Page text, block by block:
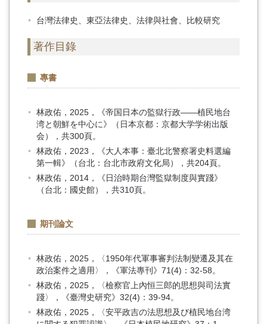
台灣法律史、東亞法律史、法律與社會、比較研究
著作目錄
專書
林政佑，2025，《帝国日本の監獄行政――植民地台
湾と朝鮮を中心に》（日本京都：京都大学学術出版
会），共300頁。
林政佑，2023，《大人本事：臺北北警察署史料選編
第一輯》（台北：台北市政府文化局），共204頁。
林政佑，2014，《日治時期台灣監獄制度與實踐》
（台北：國史館），共310頁。
期刊論文
林政佑，2025，〈1950年代軍事審判法制變遷及其在
政治案件之適用〉，《軍法專刊》71(4)：32-58。
林政佑，2025，〈檢察官上內恒三郎的思想與司法實
踐〉，《臺灣史研究》32(4)：39-94。
林政佑，2025，〈安平政吉の法思想及び植民地台湾